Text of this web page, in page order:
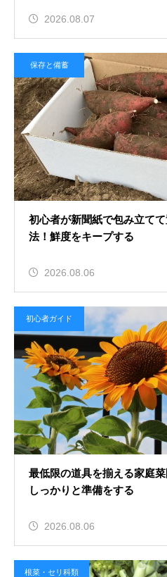
2026.08.07
保存と備蓄
初心者が新聞紙で包み立て
法！鮮度をキープする
2026.08.06
初心者ガイド
最低限の道具を揃える家庭
しっかりと準備をする
2026.08.06
根菜・セリ科類